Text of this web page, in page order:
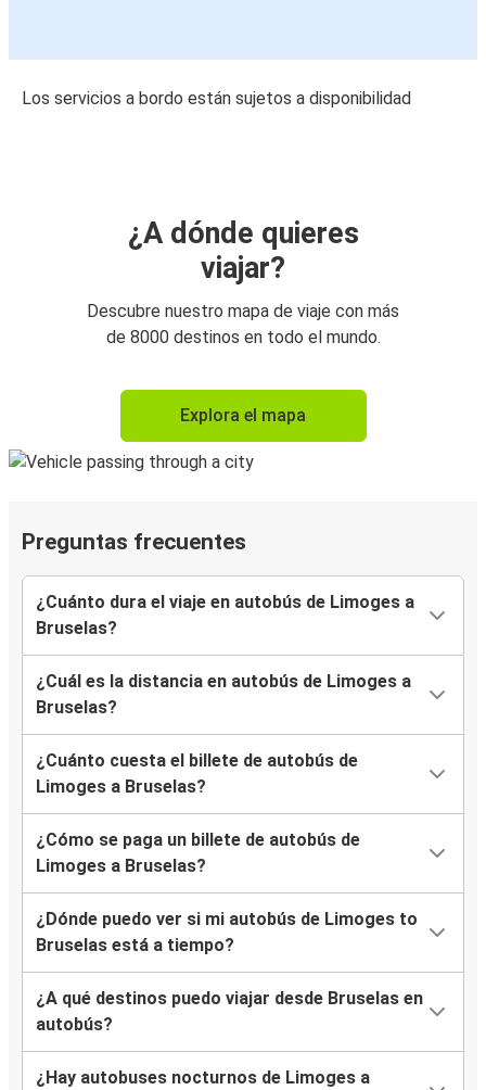
Los servicios a bordo están sujetos a disponibilidad
¿A dónde quieres
viajar?
Descubre nuestro mapa de viaje con más
de 8000 destinos en todo el mundo.
Explora el mapa
Preguntas frecuentes
¿Cuánto dura el viaje en autobús de Limoges a
Bruselas?
¿Cuál es la distancia en autobús de Limoges a
Bruselas?
¿Cuánto cuesta el billete de autobús de
Limoges a Bruselas?
¿Cómo se paga un billete de autobús de
Limoges a Bruselas?
¿Dónde puedo ver si mi autobús de Limoges to
Bruselas está a tiempo?
¿A qué destinos puedo viajar desde Bruselas en
autobús?
¿Hay autobuses nocturnos de Limoges a